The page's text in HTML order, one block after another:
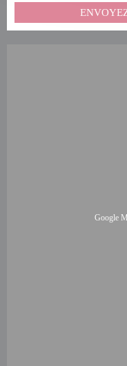
Google